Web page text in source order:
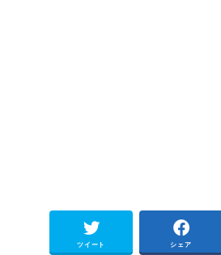
ツイート シェア